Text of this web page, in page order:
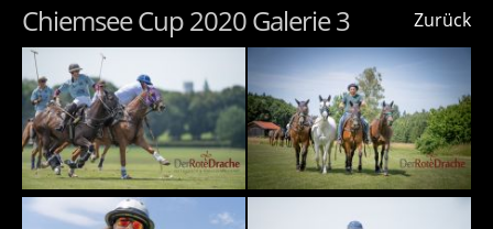
Zurück
Chiemsee Cup 2020 Galerie 3